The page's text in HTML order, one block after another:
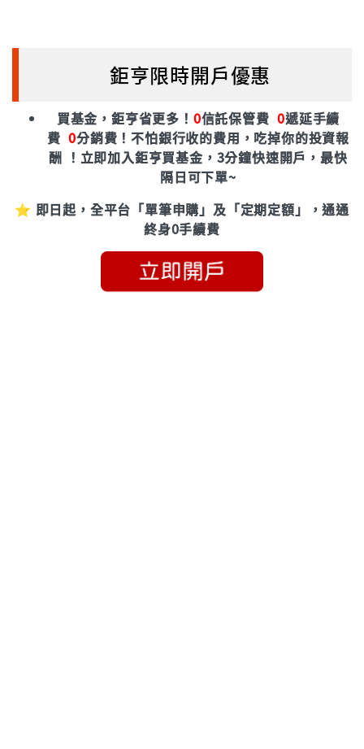
鉅亨限時開戶優惠
買基金，鉅亨省更多！ 0信託保管費0遞延手續
費0分銷費！不怕銀行收的費用，吃掉你的投資報
酬 ！立即加入鉅亨買基金，3分鐘快速開戶，最快
隔日可下單~
⭐ 即日起，全平台「單筆申購」及「定期定額」，通通
終身0手續費